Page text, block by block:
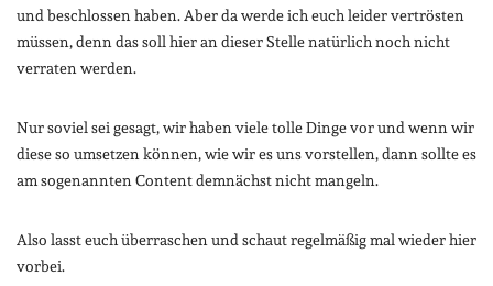
und beschlossen haben. Aber da werde ich euch leider vertrösten
müssen, denn das soll hier an dieser Stelle natürlich noch nicht
verraten werden.
Nur soviel sei gesagt, wir haben viele tolle Dinge vor und wenn wir
diese so umsetzen können, wie wir es uns vorstellen, dann sollte es
am sogenannten Content demnächst nicht mangeln.
Also lasst euch überraschen und schaut regelmäßig mal wieder hier
vorbei.